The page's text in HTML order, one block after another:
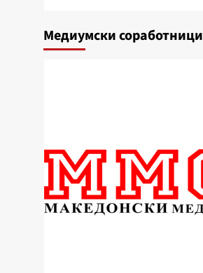
Медиумски соработници